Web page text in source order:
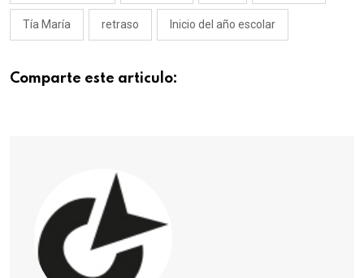
Tía María retraso Inicio del año escolar
Comparte este articulo: